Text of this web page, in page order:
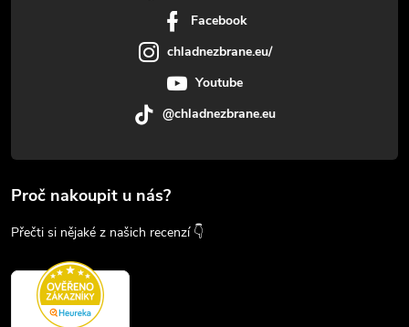
Facebook
chladnezbrane.eu/
Youtube
@chladnezbrane.eu
Proč nakoupit u nás?
Přečti si nějaké z našich recenzí 👇